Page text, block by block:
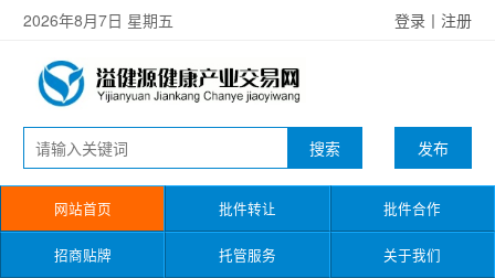
2026年8月7日 星期五 登录 丨 注册
发布
网站首页 批件转让 批件合作
招商贴牌 托管服务 关于我们